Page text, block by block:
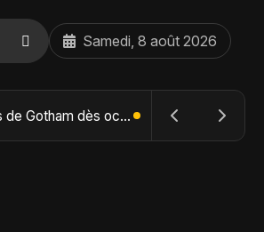
Samedi, 8 août 2026